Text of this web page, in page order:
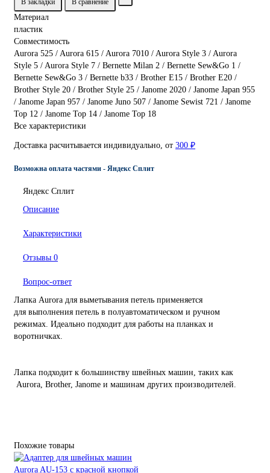
В закладки В сравнение
Материал
пластик
Совместимость
Aurora 525 / Aurora 615 / Aurora 7010 / Aurora Style 3 / Aurora
Style 5 / Aurora Style 7 / Bernette Milan 2 / Bernette Sew&Go 1 /
Bernette Sew&Go 3 / Bernette b33 / Brother E15 / Brother E20 /
Brother Style 20 / Brother Style 25 / Janome 2020 / Janome Japan 955
/ Janome Japan 957 / Janome Juno 507 / Janome Sewist 721 / Janome
Top 12 / Janome Top 14 / Janome Top 18
Все характеристики
Доставка расчитывается индивидуально, от 300 ₽
Возможна оплата частями - Яндекс Сплит
Яндекс Сплит
Описание
Характеристики
Отзывы 0
Вопрос-ответ
Лапка Aurora для выметывания петель применяется
для выполнения петель в полуавтоматическом и ручном
режимах. Идеально подходит для работы на планках и
воротничках.
Лапка подходит к большинству швейных машин, таких как
Aurora, Brother, Janome и машинам других производителей.
Похожие товары